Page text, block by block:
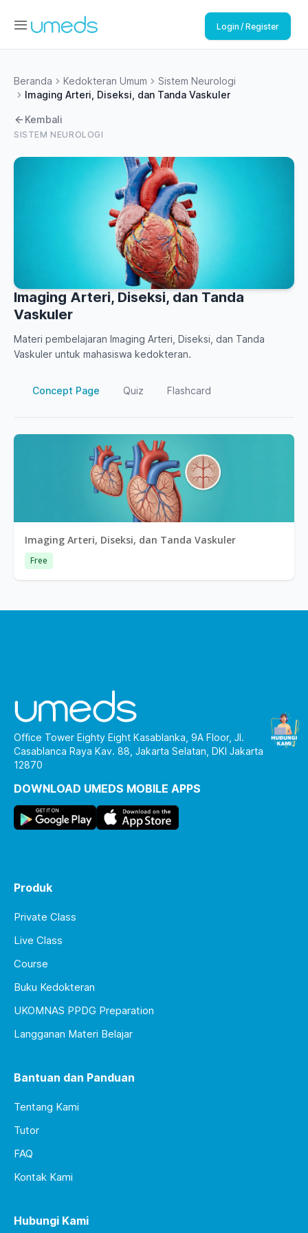
Login / Register
Beranda Kedokteran Umum
Sistem Neurologi
Imaging Arteri, Diseksi, dan Tanda Vaskuler
SISTEM NEUROLOGI
Kembali
Imaging Arteri, Diseksi, dan Tanda
Vaskuler
Materi pembelajaran Imaging Arteri, Diseksi, dan Tanda
Vaskuler untuk mahasiswa kedokteran.
Concept Page Quiz Flashcard
Imaging Arteri, Diseksi, dan Tanda Vaskuler
Free
Office Tower Eighty Eight Kasablanka, 9A Floor, Jl.
Casablanca Raya Kav. 88, Jakarta Selatan, DKI Jakarta
12870
DOWNLOAD UMEDS MOBILE APPS
Produk
Private Class
Live Class
Course
Buku Kedokteran
UKOMNAS PPDG Preparation
Langganan Materi Belajar
Bantuan dan Panduan
Tentang Kami
Tutor
FAQ
Kontak Kami
Hubungi Kami